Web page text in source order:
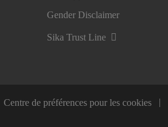
Gender Disclaimer
Sika Trust Line
Centre de préférences pour les cookies